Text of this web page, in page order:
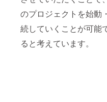
のプロジェクトを始動
続していくことが可能
ると考えています。